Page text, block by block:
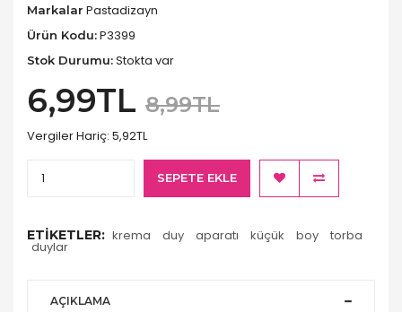
Markalar Pastadizayn
Ürün Kodu:P3399
Stok Durumu:Stokta var
6,99TL 8,99TL
Vergiler Hariç: 5,92TL
SEPETE EKLE
ETIKETLER: krema duy aparatı küçük boy torba
duylar
AÇIKLAMA